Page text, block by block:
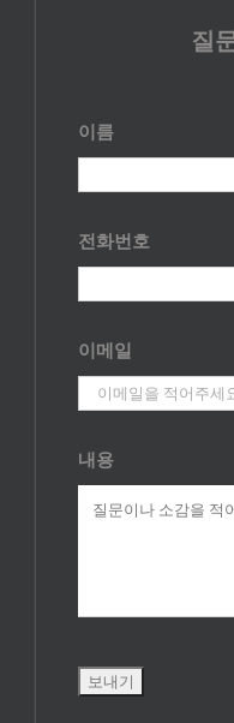
질
이름
전화번호
이메일
내용